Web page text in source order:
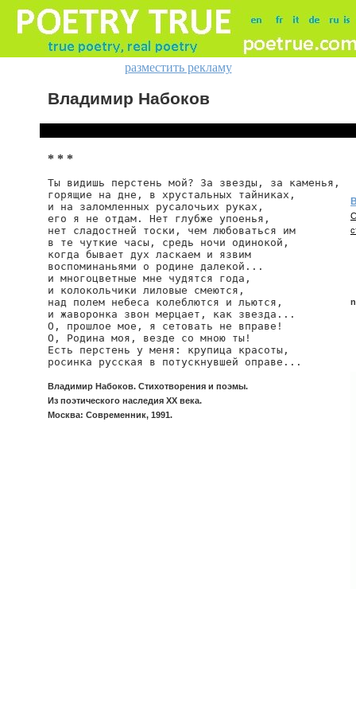
разместить рекламу
Владимир Набоков
* * *
Ты видишь перстень мой? За звезды, за каменья,
горящие на дне, в хрустальных тайниках,
и на заломленных русалочьих руках,
его я не отдам. Нет глубже упоенья,
нет сладостней тоски, чем любоваться им
в те чуткие часы, средь ночи одинокой,
когда бывает дух ласкаем и язвим
воспоминаньями о родине далекой...
и многоцветные мне чудятся года,
и колокольчики лиловые смеются,
над полем небеса колеблются и льются,
и жаворонка звон мерцает, как звезда...
О, прошлое мое, я сетовать не вправе!
О, Родина моя, везде со мною ты!
Есть перстень у меня: крупица красоты,
росинка русская в потускнувшей оправе...
Владимир Набоков. Стихотворения и поэмы.
Из поэтического наследия XX века.
Москва: Современник, 1991.